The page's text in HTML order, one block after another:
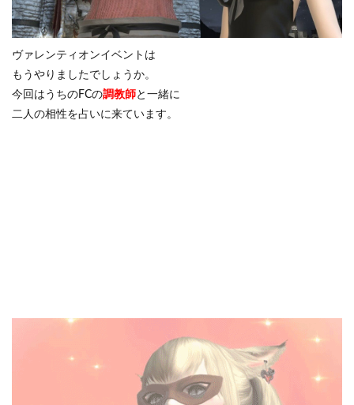
ヴァレンティオンイベントは
もうやりましたでしょうか。
今回はうちのFCの調教師と一緒に
二人の相性を占いに来ています。